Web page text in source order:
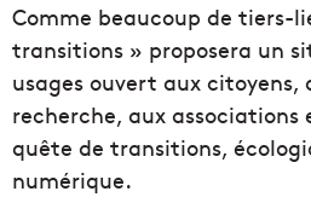
Comme beaucoup de tiers-
transitions » proposera un
usages ouvert aux citoyens,
recherche, aux associations
quête de transitions,
numérique.